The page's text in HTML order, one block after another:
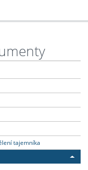
tajemníka